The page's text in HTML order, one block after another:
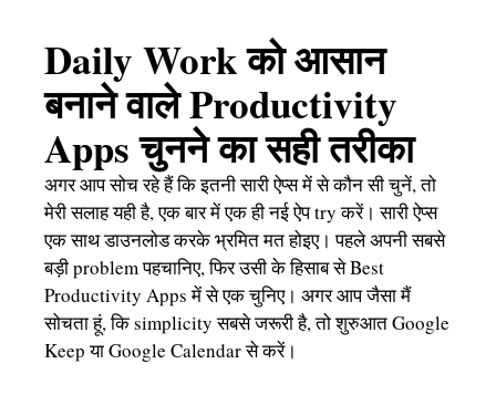
Daily Work को आसान
बनाने वाले Productivity
Apps चुनने का सही तरीका
अगर आप सोच रहे हैं कि इतनी सारी ऐप्स में से कौन सी चुनें, तो
मेरी सलाह यही है, एक बार में एक ही नई ऐप try करें। सारी ऐप्स
एक साथ डाउनलोड करके भ्रमित मत होइए। पहले अपनी सबसे
बड़ी problem पहचानिए, फिर उसी के हिसाब से Best
Productivity Apps में से एक चुनिए। अगर आप जैसा मैं
सोचता हूं, कि simplicity सबसे जरूरी है, तो शुरुआत Google
Keep या Google Calendar से करें।